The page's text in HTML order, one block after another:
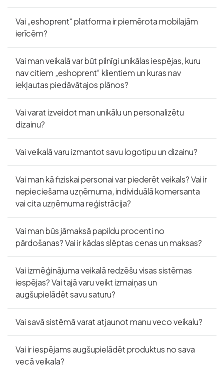
Vai „eshoprent“ platforma ir piemērota mobilajām
ierīcēm?
Vai man veikalā var būt pilnīgi unikālas iespējas, kuru
nav citiem „eshoprent“ klientiem un kuras nav
iekļautas piedāvātajos plānos?
Vai varat izveidot man unikālu un personalizētu
dizainu?
Vai veikalā varu izmantot savu logotipu un dizainu?
Vai man kā fiziskai personai var piederēt veikals? Vai ir
nepieciešama uzņēmuma, individuālā komersanta
vai cita uzņēmuma reģistrācija?
Vai man būs jāmaksā papildu procenti no
pārdošanas? Vai ir kādas slēptas cenas un maksas?
Vai izmēģinājuma veikalā redzēšu visas sistēmas
iespējas? Vai tajā varu veikt izmaiņas un
augšupielādēt savu saturu?
Vai savā sistēmā varat atjaunot manu veco veikalu?
Vai ir iespējams augšupielādēt produktus no sava
vecā veikala?